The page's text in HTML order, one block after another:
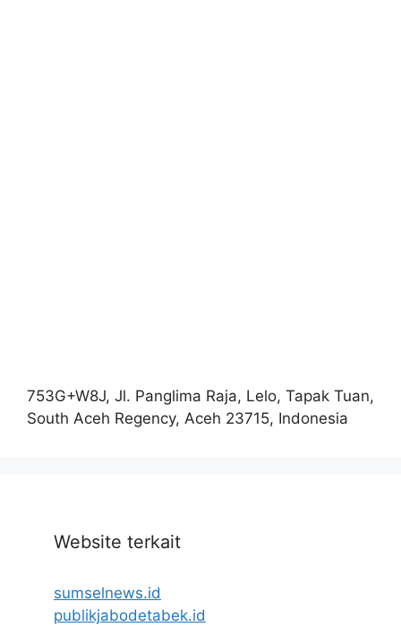
753G+W8J, Jl. Panglima Raja, Lelo, Tapak Tuan,
South Aceh Regency, Aceh 23715, Indonesia
Website terkait
sumselnews.id
publikjabodetabek.id